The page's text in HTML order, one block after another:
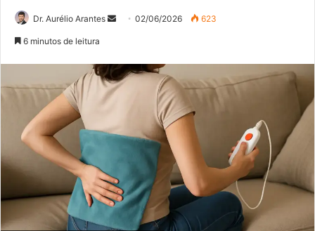
Dr. Aurélio Arantes
Mande
mail
02/06/2026 623
6 minutos de leitura